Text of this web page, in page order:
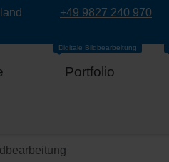
+49 9827 240 970
Portfolio
Digitale Bildbearbeitung